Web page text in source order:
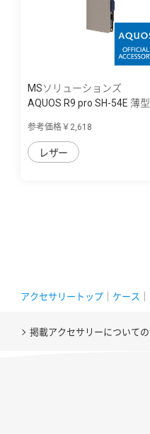
MSソリューションズ
AQUOS R9 pro SH-54E 薄
参考価格￥2,618
レザー
アクセサリートップ ケース
掲載アクセサリーについて